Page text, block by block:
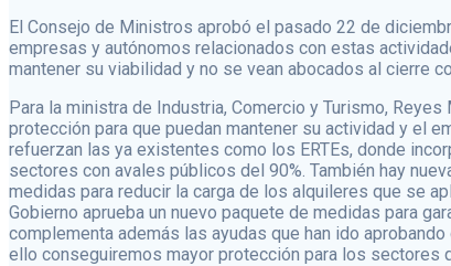
El Consejo de Ministros aprobó el pasado 22 de
empresas y autónomos relacionados con estas
mantener su viabilidad y no se vean abocados al cierre
Para la ministra de Industria, Comercio y Turismo,
protección para que puedan mantener su actividad y el
refuerzan las ya existentes como los ERTEs, donde
sectores con avales públicos del 90%. También hay
medidas para reducir la carga de los alquileres que se
Gobierno aprueba un nuevo paquete de medidas para
complementa además las ayudas que han ido
ello conseguiremos mayor protección para los sectores